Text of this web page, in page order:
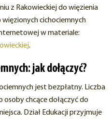
z Rakowieckiej do więzienia
więzionych cichociemnych
w materiale:
.
jak dołączyć?
jest bezpłatny. Liczba
chcące dołączyć do
Dział Edukacji przyjmuje